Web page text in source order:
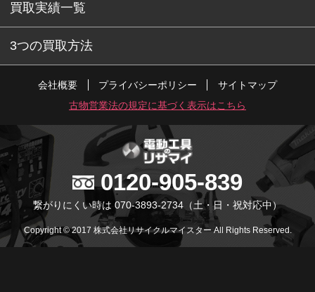
買取実績一覧
3つの買取方法
会社概要 プライバシーポリシー
サイトマップ
古物営業法の規定に基づく表示はこちら
0120-905-839
繋がりにくい時は 070-3893-2734 （土・日・祝対応中）
Copyright © 2017 株式会社リサイクルマイスター All Rights Reserved.